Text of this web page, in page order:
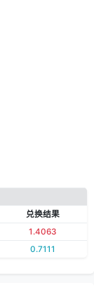
兑换结果
1.4063
0.7111